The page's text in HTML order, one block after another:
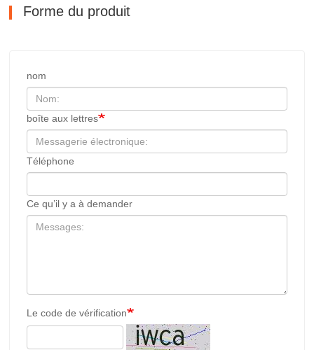
Forme du produit
nom
boîte aux lettres
Téléphone
Ce qu’il y a à demander
Le code de vérification